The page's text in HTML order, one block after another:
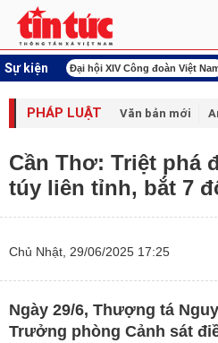
Sự kiện
ngày đêm Đại hội XIV Công đoàn Việt
PHÁP LUẬT Văn bản mới
Cần Thơ: Triệt phá
túy liên tỉnh, bắt 7
Chủ Nhật, 29/06/2025 17:25
Ngày 29/6, Thượng tá
Trưởng phòng Cảnh sát